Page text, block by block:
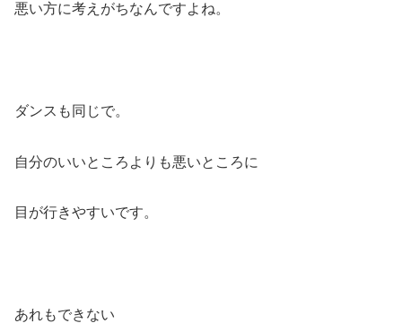
悪い方に考えがちなんですよね。
ダンスも同じで。
自分のいいところよりも悪いところに
目が行きやすいです。
あれもできない